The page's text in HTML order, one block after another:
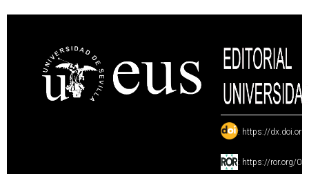
: https://
: https://ror.org/